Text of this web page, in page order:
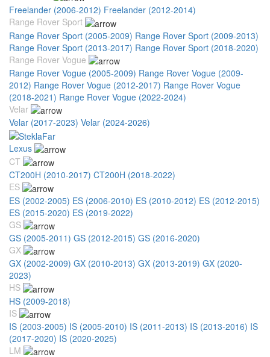
Freelander (2006-2012) Freelander (2012-2014)
Range Rover Sport
Range Rover Sport (2005-2009) Range Rover Sport (2009-2013)
Range Rover Sport (2013-2017) Range Rover Sport (2018-2020)
Range Rover Vogue
Range Rover Vogue (2005-2009) Range Rover Vogue (2009-
2012) Range Rover Vogue (2012-2017) Range Rover Vogue
(2018-2021) Range Rover Vogue (2022-2024)
Velar
Velar (2017-2023) Velar (2024-2026)
Lexus
CT
CT200H (2010-2017) CT200H (2018-2022)
ES
ES (2002-2005) ES (2006-2010) ES (2010-2012) ES (2012-2015)
ES (2015-2020) ES (2019-2022)
GS
GS (2005-2011) GS (2012-2015) GS (2016-2020)
GX
GX (2002-2009) GX (2010-2013) GX (2013-2019) GX (2020-
2023)
HS
HS (2009-2018)
IS
IS (2003-2005) IS (2005-2010) IS (2011-2013) IS (2013-2016) IS
(2017-2020) IS (2020-2025)
LM